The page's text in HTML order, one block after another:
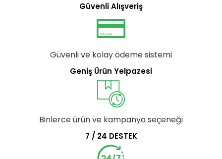
Güvenli Alışveriş
Güvenli ve kolay ödeme sistemi
Geniş Ürün Yelpazesi
Binlerce ürün ve kampanya seçeneği
7 / 24 DESTEK